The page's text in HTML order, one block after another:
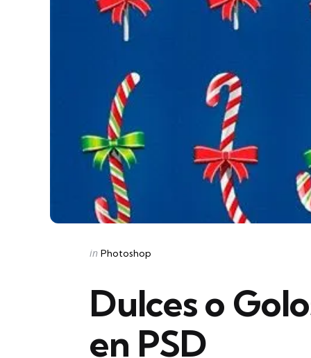
Categories
Posted
in Photoshop
Dulces o
en PSD